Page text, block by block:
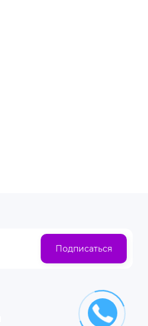
Подписаться